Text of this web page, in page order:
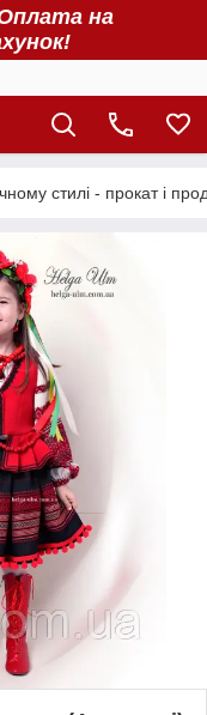
на
стилі - прокат і